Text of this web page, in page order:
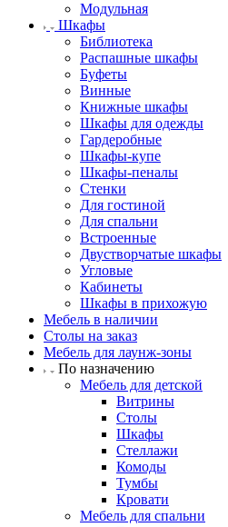
Модульная
Шкафы
Библиотека
Распашные шкафы
Буфеты
Винные
Книжные шкафы
Шкафы для одежды
Гардеробные
Шкафы-купе
Шкафы-пеналы
Стенки
Для гостиной
Для спальни
Встроенные
Двустворчатые шкафы
Угловые
Кабинеты
Шкафы в прихожую
Мебель в наличии
Столы на заказ
Мебель для лаунж-зоны
По назначению
Мебель для детской
Витрины
Столы
Шкафы
Стеллажи
Комоды
Тумбы
Кровати
Мебель для спальни